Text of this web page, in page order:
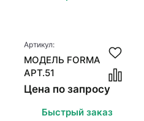
Артикул:
МОДЕЛЬ FORMA
АРТ.51
Цена по запросу
Быстрый заказ